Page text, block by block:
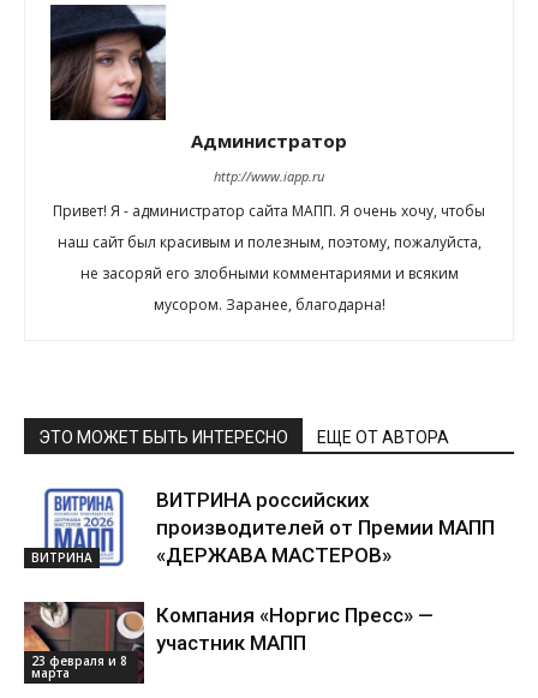
Администратор
http://www.iapp.ru
Привет! Я - администратор сайта МАПП. Я очень хочу, чтобы
наш сайт был красивым и полезным, поэтому, пожалуйста,
не засоряй его злобными комментариями и всяким
мусором. Заранее, благодарна!
ЭТО МОЖЕТ БЫТЬ ИНТЕРЕСНО ЕЩЕ ОТ АВТОРА
ВИТРИНА
ВИТРИНА российских
производителей от Премии МАПП
«ДЕРЖАВА МАСТЕРОВ»
23 февраля и 8
марта
Компания «Норгис Пресс» —
участник МАПП